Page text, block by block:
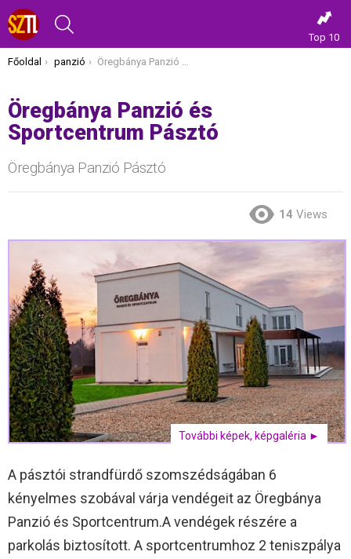
Top 10
Itt vagy most:
Főoldal panzió Öregbánya Panzió és Sportcentrum Pásztó
Öregbánya Panzió és
Sportcentrum Pásztó
Öregbánya Panzió Pásztó
14 Views
További képek, képgaléria ►
A pásztói strandfürdő szomszédságában 6
kényelmes szobával várja vendégeit az Öregbánya
Panzió és Sportcentrum.A vendégek részére a
parkolás biztosított. A sportcentrumhoz 2 teniszpálya